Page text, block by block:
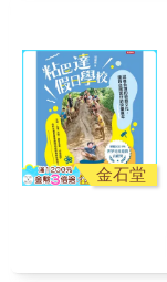
金石堂